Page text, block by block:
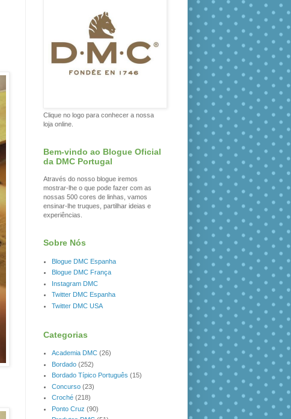
Clique no logo para conhecer a nossa
loja online.
Bem-vindo ao Blogue Oficial
da DMC Portugal
Através do nosso blogue iremos
mostrar-lhe o que pode fazer com as
nossas 500 cores de linhas, vamos
ensinar-lhe truques, partilhar ideias e
experiências.
Sobre Nós
Blogue DMC Espanha
Blogue DMC França
Instagram DMC
Twitter DMC Espanha
Twitter DMC USA
Categorias
Academia DMC (26)
Bordado (252)
Bordado Típico Português (15)
Concurso (23)
Croché (218)
Ponto Cruz (90)